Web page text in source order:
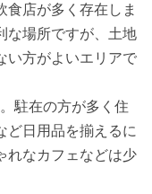
食店が多く存在しま
な場所ですが、土地
い方がよいエリアで
駐在の方が多く住
ど日用品を揃えるに
れなカフェなどは少